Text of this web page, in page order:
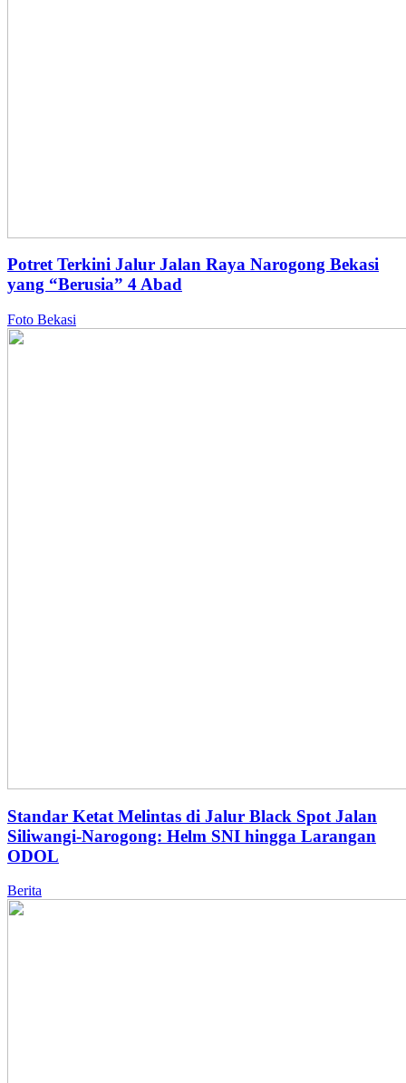
Potret Terkini Jalur Jalan Raya Narogong Bekasi
yang “Berusia” 4 Abad
Foto Bekasi
Standar Ketat Melintas di Jalur Black Spot Jalan
Siliwangi-Narogong: Helm SNI hingga Larangan
ODOL
Berita